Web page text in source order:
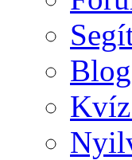
Blog
Kvíz